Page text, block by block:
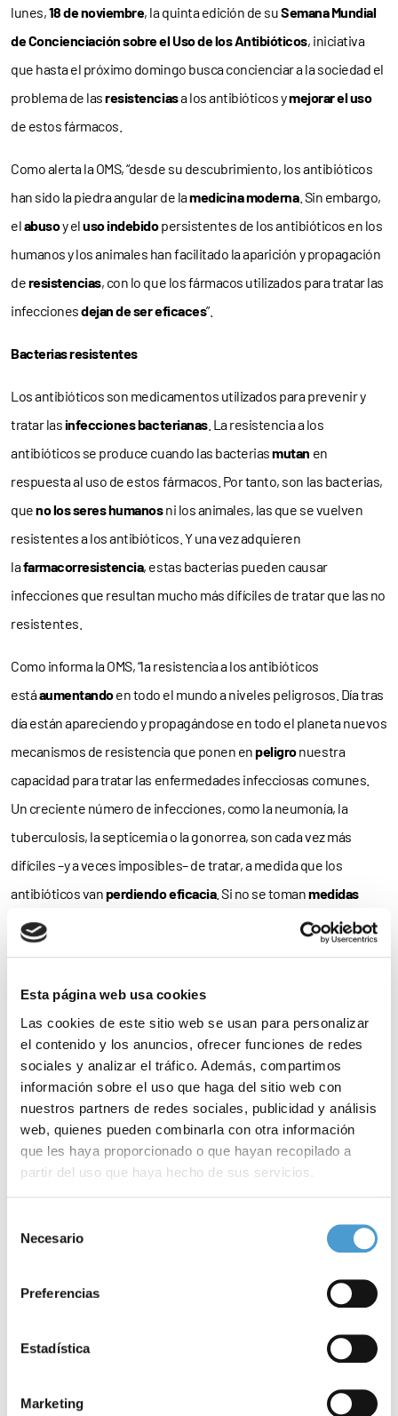
Esta página web usa cookies
Las cookies de este sitio web se usan para personalizar
el contenido y los anuncios, ofrecer funciones de redes
sociales y analizar el tráfico. Además, compartimos
información sobre el uso que haga del sitio web con
nuestros partners de redes sociales, publicidad y análisis
web, quienes pueden combinarla con otra información
que les haya proporcionado o que hayan recopilado a
partir del uso que haya hecho de sus servicios.
de cookies
Necesario
Preferencias
Estadística
Marketing
lunes,18 de noviembre, la quinta edición de suSemana Mundial
de Concienciación sobre el Uso de los Antibióticos, iniciativa
que hasta el próximo domingo busca concienciar a la sociedad el
problema de lasresistenciasa los antibióticos ymejorar el uso
de estos fármacos.
Como alerta la OMS, “desde su descubrimiento, los antibióticos
han sido la piedra angular de lamedicina moderna. Sin embargo,
elabusoy eluso indebidopersistentes de los antibióticos en los
humanos y los animales han facilitado la aparición y propagación
deresistencias, con lo que los fármacos utilizados para tratar las
infeccionesdejan de ser eficaces”.
Bacterias resistentes
Los antibióticos son medicamentos utilizados para prevenir y
tratar lasinfecciones bacterianas. La resistencia a los
antibióticos se produce cuando las bacteriasmutan en
respuesta al uso de estos fármacos. Por tanto, son las bacterias,
queno los seres humanosni los animales, las que se vuelven
resistentes a los antibióticos. Y una vez adquieren
lafarmacorresistencia, estas bacterias pueden causar
infecciones que resultan mucho más difíciles de tratar que las no
resistentes.
Como informa la OMS, “la resistencia a los antibióticos
estáaumentandoen todo el mundo a niveles peligrosos. Día tras
día están apareciendo y propagándose en todo el planeta nuevos
mecanismos de resistencia que ponen enpeligronuestra
capacidad para tratar las enfermedades infecciosas comunes.
Un creciente número de infecciones, como la neumonía, la
tuberculosis, la septicemia o la gonorrea, son cada vez más
difíciles –y a veces imposibles– de tratar, a medida que los
antibióticos vanperdiendo eficacia. Si no se tomanmedidas
urgentes
, el mundo está abocado a una era post-antibióticos en
la que muchas infecciones comunes y lesiones menores
Por ello, y de manera similar a lo acontecido en ediciones